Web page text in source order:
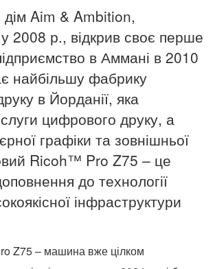
Aim & Ambition,
2008 р., відкрив своє перше
в Аммані в 2010
найбільшу фабрику
в Йорданії, яка
цифрового друку, а
графіки та зовнішньої
Ricoh™ Pro Z75 – це
до технології
інфраструктури
Z75 – машина вже цілком